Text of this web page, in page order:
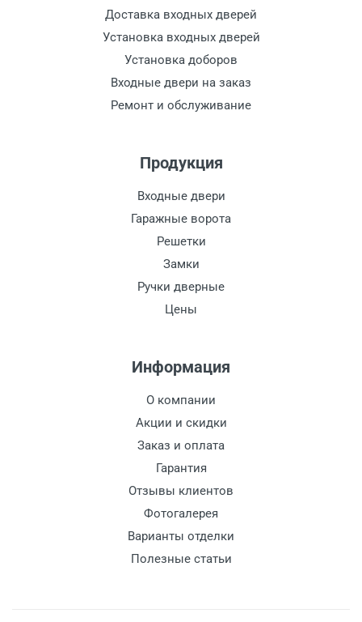
Доставка входных дверей
Установка входных дверей
Установка доборов
Входные двери на заказ
Ремонт и обслуживание
Продукция
Входные двери
Гаражные ворота
Решетки
Замки
Ручки дверные
Цены
Информация
О компании
Акции и скидки
Заказ и оплата
Гарантия
Отзывы клиентов
Фотогалерея
Варианты отделки
Полезные статьи